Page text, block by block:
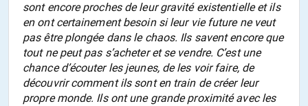
sont encore proches de leur gravité existentielle et ils
en ont certainement besoin si leur vie future ne veut
pas être plongée dans le chaos. Ils savent encore que
tout ne peut pas s’acheter et se vendre. C’est une
chance d’écouter les jeunes, de les voir faire, de
découvrir comment ils sont en train de créer leur
propre monde. Ils ont une grande proximité avec les